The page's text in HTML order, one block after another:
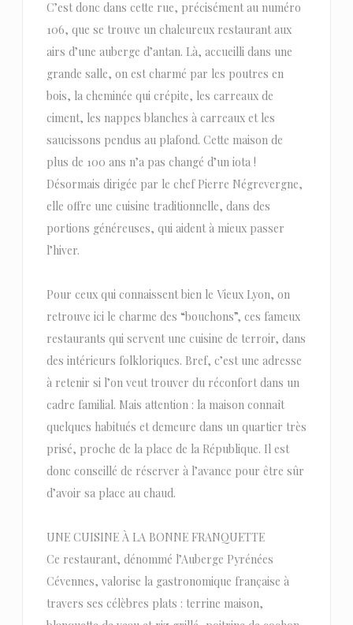
C’est donc dans cette rue, précisément au numéro
106, que se trouve un chaleureux restaurant aux
airs d’une auberge d’antan. Là, accueilli dans une
grande salle, on est charmé par les poutres en
bois, la cheminée qui crépite, les carreaux de
ciment, les nappes blanches à carreaux et les
saucissons pendus au plafond. Cette maison de
plus de 100 ans n’a pas changé d’un iota !
Désormais dirigée par le chef Pierre Négrevergne,
elle offre une cuisine traditionnelle, dans des
portions généreuses, qui aident à mieux passer
l’hiver.
Pour ceux qui connaissent bien le Vieux Lyon, on
retrouve ici le charme des “bouchons”, ces fameux
restaurants qui servent une cuisine de terroir, dans
des intérieurs folkloriques. Bref, c’est une adresse
à retenir si l’on veut trouver du réconfort dans un
cadre familial. Mais attention : la maison connaît
quelques habitués et demeure dans un quartier très
prisé, proche de la place de la République. Il est
donc conseillé de réserver à l’avance pour être sûr
d’avoir sa place au chaud.
UNE CUISINE À LA BONNE FRANQUETTE
Ce restaurant, dénommé l’Auberge Pyrénées
Cévennes, valorise la gastronomique française à
travers ses célèbres plats : terrine maison,